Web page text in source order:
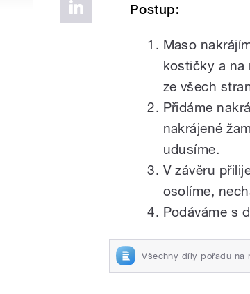
Postup:
Maso
kostičky a na
ze všech
Přidáme
nakrájené
udusíme.
V závěru
osolíme,
Podáváme s
Všechny díly pořadu na